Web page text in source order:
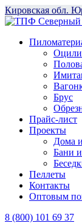
Перейти
к
Кировская обл.
Брус
Прайс-лист
Проекты
Дома
Бани
Пеллеты
Контакты
Оптовым
8 (800) 101 69 37